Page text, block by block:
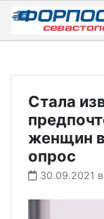
Skip
content
Стала
женщин в
опрос
30.09.2021